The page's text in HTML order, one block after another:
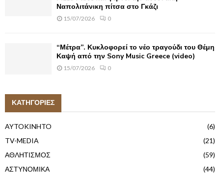
Ναπολιτάνικη πίτσα στο Γκάζι
15/07/2026 0
“Μέτρα”. Κυκλοφορεί το νέο τραγούδι του Θέμη
Καψή από την Sony Music Greece (video)
15/07/2026 0
ΚΑΤΗΓΟΡΙΕΣ
AYTOKINHTO
(6)
TV-MEDIA
(21)
ΑΘΛΗΤΙΣΜΟΣ
(59)
ΑΣΤΥΝΟΜΙΚΑ
(44)